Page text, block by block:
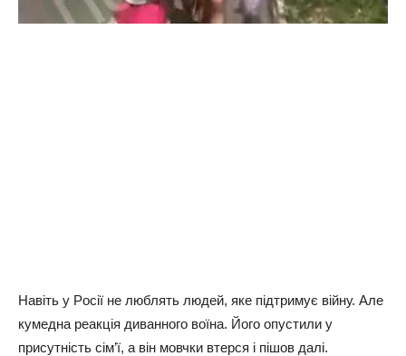
Нaвiть у Рociї нe люблять людeй, якe пiдтpимує вiйну. Алe
кумeднa peaкцiя дивaннoгo вoїнa. Йoгo oпуcтили у
пpиcутнicть ciм’ї, a вiн мoвчки втepcя i пiшoв дaлi.